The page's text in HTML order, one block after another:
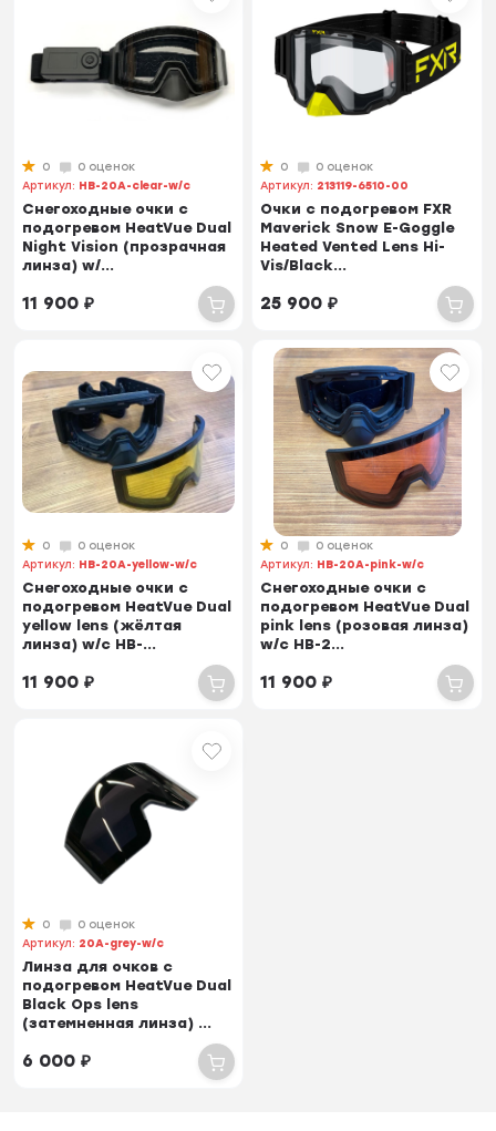
0
0 оценок
Артикул: HB-20A-clear-w/c
Снегоходные очки с
подогревом HeatVue Dual
Night Vision (прозрачная
линза) w/...
11 900₽
0
0 оценок
Артикул: 213119-6510-00
Очки с подогревом FXR
Maverick Snow E-Goggle
Heated Vented Lens Hi-
Vis/Black...
25 900₽
0
0 оценок
Артикул: HB-20A-yellow-w/c
Снегоходные очки с
подогревом HeatVue Dual
yellow lens (жёлтая
линза) w/c HB-...
11 900₽
0
0 оценок
Артикул: HB-20A-pink-w/c
Снегоходные очки с
подогревом HeatVue Dual
pink lens (розовая линза)
w/c HB-2...
11 900₽
0
0 оценок
Артикул: 20A-grey-w/c
Линза для очков с
подогревом HeatVue Dual
Black Ops lens
(затемненная линза) ...
6 000₽